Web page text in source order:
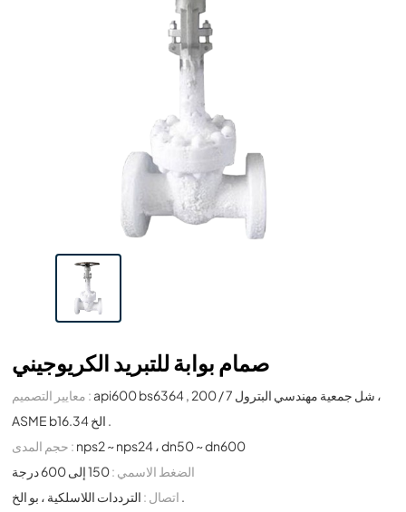
صمام بوابة للتبريد الكريوجيني
معايير التصميم :api600 bs6364 , شل جمعية مهندسي البترول 7 / 200 ،
ASME b16.34 الخ .
حجم المدى : nps2 ~ nps24 ، dn50 ~ dn600
الضغط الاسمي :150 إلى 600 درجة
اتصال : الترددات اللاسلكية ، بو الخ .